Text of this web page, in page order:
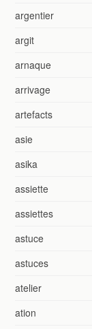
argentier
argit
arnaque
arrivage
artefacts
asie
asika
assiette
assiettes
astuce
astuces
atelier
ation